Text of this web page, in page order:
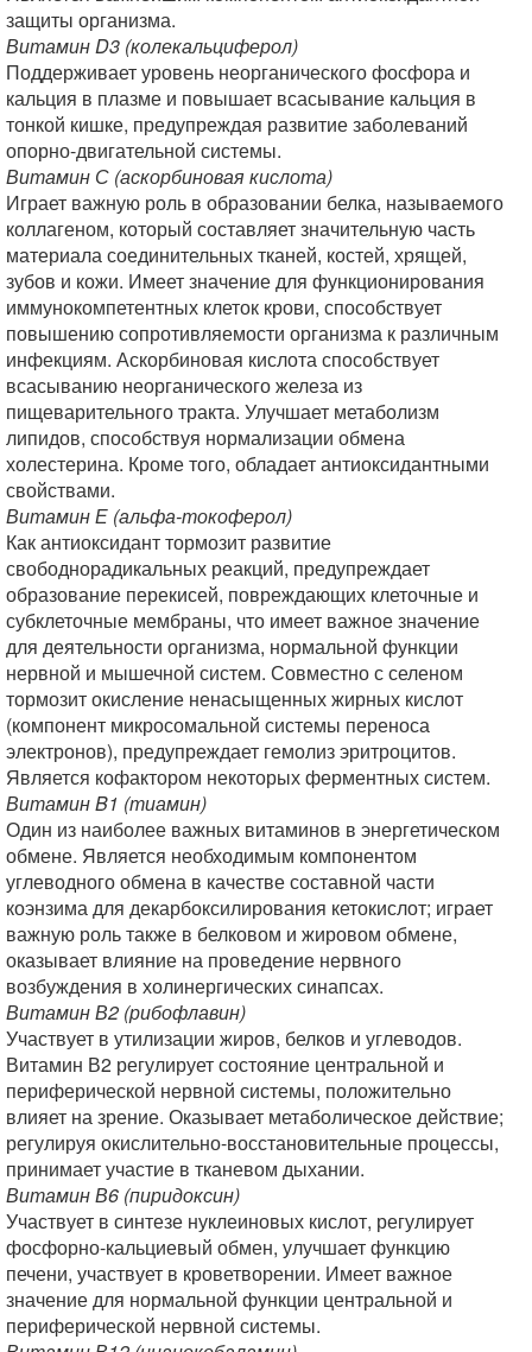
защиты организма.
Витамин D3 (колекальциферол)
Поддерживает уровень неорганического фосфора и
кальция в плазме и повышает всасывание кальция в
тонкой кишке, предупреждая развитие заболеваний
опорно-двигательной системы.
Витамин С (аскорбиновая кислота)
Играет важную роль в образовании белка, называемого
коллагеном, который составляет значительную часть
материала соединительных тканей, костей, хрящей,
зубов и кожи. Имеет значение для функционирования
иммунокомпетентных клеток крови, способствует
повышению сопротивляемости организма к различным
инфекциям. Аскорбиновая кислота способствует
всасыванию неорганического железа из
пищеварительного тракта. Улучшает метаболизм
липидов, способствуя нормализации обмена
холестерина. Кроме того, обладает антиоксидантными
свойствами.
Витамин Е (альфа-токоферол)
Как антиоксидант тормозит развитие
свободнорадикальных реакций, предупреждает
образование перекисей, повреждающих клеточные и
субклеточные мембраны, что имеет важное значение
для деятельности организма, нормальной функции
нервной и мышечной систем. Совместно с селеном
тормозит окисление ненасыщенных жирных кислот
(компонент микросомальной системы переноса
электронов), предупреждает гемолиз эритроцитов.
Является кофактором некоторых ферментных систем.
Витамин B1 (тиамин)
Один из наиболее важных витаминов в энергетическом
обмене. Является необходимым компонентом
углеводного обмена в качестве составной части
коэнзима для декарбоксилирования кетокислот; играет
важную роль также в белковом и жировом обмене,
оказывает влияние на проведение нервного
возбуждения в холинергических синапсах.
Витамин В2 (рибофлавин)
Участвует в утилизации жиров, белков и углеводов.
Витамин В2 регулирует состояние центральной и
периферической нервной системы, положительно
влияет на зрение. Оказывает метаболическое действие;
регулируя окислительно-восстановительные процессы,
принимает участие в тканевом дыхании.
Витамин В6 (пиридоксин)
Участвует в синтезе нуклеиновых кислот, регулирует
фосфорно-кальциевый обмен, улучшает функцию
печени, участвует в кроветворении. Имеет важное
значение для нормальной функции центральной и
периферической нервной системы.